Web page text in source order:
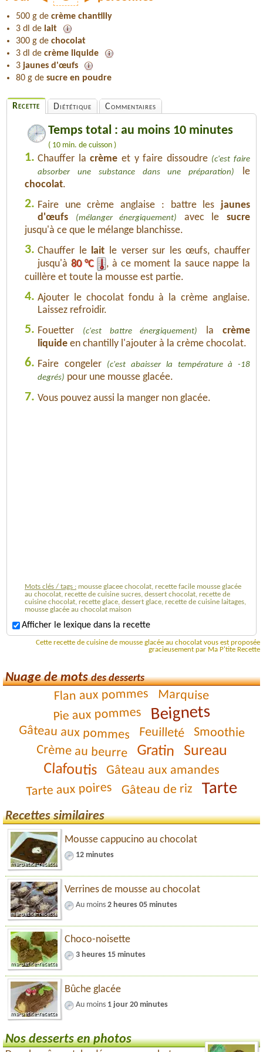
500 g de crème chantilly
3 dl de lait
300 g de chocolat
3 dl de crème liquide
3 jaunes d'œufs
80 g de sucre en poudre
Recette Diététique Commentaires
Temps total : au moins 10 minutes
( 10 min. de cuisson )
1. Chauffer lacrème et y faire dissoudre (c'est faire
absorber une substance dans une préparation)
le
chocolat.
2. Faire une crème anglaise : battre les jaunes
d'œufs
(mélanger énergiquement) avec lesucre
jusqu'à ce que le mélange blanchisse.
3. Chauffer le lait le verser sur les œufs, chauffer
jusqu'à 80 °C
, à ce moment la sauce nappe la
cuillère et toute la mousse est partie.
4. Ajouter le chocolat fondu à la crème anglaise.
Laissez refroidir.
5. Fouetter (c'est battre énergiquement) lacrème
liquide en chantilly l'ajouter à la crème chocolat.
6. Faire congeler
(c'est abaisser la température à -18
degrés) pour une mousse glacée.
7. Vous pouvez aussi la manger non glacée.
Mots clés / tags : mousse glacee chocolat, recette facile mousse glacée
au chocolat, recette de cuisine sucres, dessert chocolat, recette de
cuisine chocolat, recette glace, dessert glace, recette de cuisine laitages,
mousse glacée au chocolat maison
Afficher le lexique dans la recette
Cette recette de cuisine de mousse glacée au chocolat vous est proposée
gracieusement par Ma P'tite Recette
Nuage de motsdes desserts
Flan aux pommes Marquise
Pie aux pommes Beignets
Gâteau aux pommes Feuilleté Smoothie
Crème au beurre Gratin Sureau
Clafoutis Gâteau aux amandes
Tarte aux poires Gâteau de riz Tarte
Recettes similaires
Mousse cappucino au chocolat
12 minutes
Verrines de mousse au chocolat
Au moins 2 heures 05 minutes
Choco-noisette
3 heures 15 minutes
Bûche glacée
Au moins 1 jour 20 minutes
Nos desserts en photos